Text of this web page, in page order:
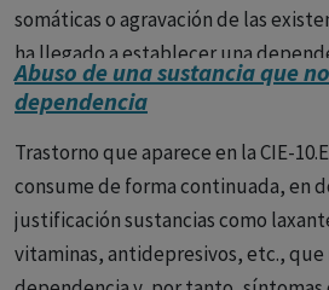
Depresión: Sentimientos de
desesperanza y un estado de
persiste.
Ansiedad : Incluyendo trastornos
generalizada, ataques de pánico, y
Desórdenes de la Conducta
anorexia o la bulimia, que pueden
somáticas o agravación de las
ha llegado a establecer una
Abuso de una sustancia que
dependencia
Trastorno que aparece en la CIE-
consume de forma continuada, en
justificación sustancias como
vitaminas, antidepresivos, etc.,